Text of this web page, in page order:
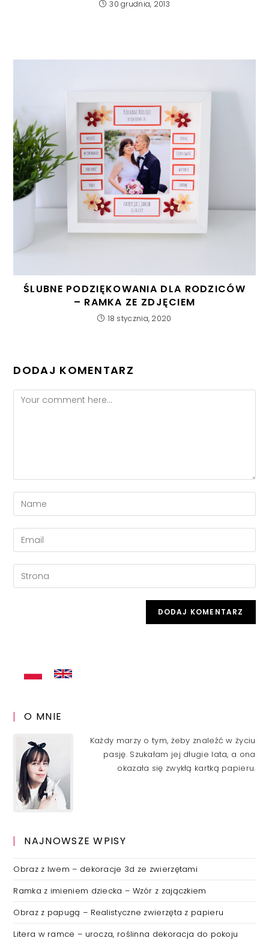
30 grudnia, 2013
ŚLUBNE PODZIĘKOWANIA DLA RODZICÓW
– RAMKA ZE ZDJĘCIEM
18 stycznia, 2020
DODAJ KOMENTARZ
Comment
Enter
your
name
or
to
comment
Enter
your
email
address
Enter
your
O MNIE
Każdy marzy o tym, żeby znaleźć w życiu
pasję. Szukałam jej długie lata, a ona
okazała się zwykłą kartką papieru.
NAJNOWSZE WPISY
Obraz z lwem – dekoracje 3d ze zwierzętami
Ramka z imieniem dziecka – Wzór z zajączkiem
Obraz z papugą – Realistyczne zwierzęta z papieru
Litera w ramce – urocza, roślinna dekoracja do pokoju